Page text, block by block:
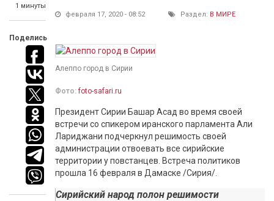
1 минуты
Поделись
февраля 17, 2020 - 08:52 Раздел: В МИРЕ
Алеппо город в Сирии
Фото:foto-safari.ru
Президент Сирии Башар Асад во время своей
встречи со спикером иранского парламента Али
Лариджани подчеркнул решимость своей
администрации отвоевать все сирийские
территории у повстанцев. Встреча политиков
прошла 16 февраля в Дамаске /Сирия/.
Сирийский народ полон решимости